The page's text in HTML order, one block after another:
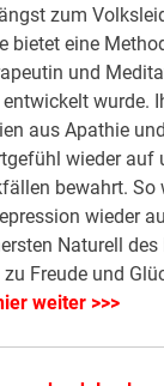
zum
bietet eine
und
wurde.
aus Apathie
wieder auf
bewahrt.
wieder
Naturell des
Freude und
weiter >>>